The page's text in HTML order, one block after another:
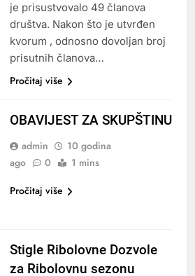
je prisustvovalo 49 članova
društva. Nakon što je utvrđen
kvorum , odnosno dovoljan broj
prisutnih članova…
Pročitaj više
OBAVIJEST ZA SKUPŠTINU
admin
10 godina
ago
0
1 mins
Pročitaj više
Stigle Ribolovne Dozvole
za Ribolovnu sezonu